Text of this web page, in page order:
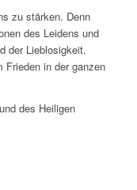
zu stärken. Denn
des Leidens und
der Lieblosigkeit.
Frieden in der ganzen
des Heiligen